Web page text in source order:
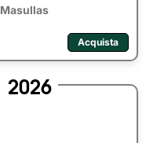
Masullas
Acquista
2026